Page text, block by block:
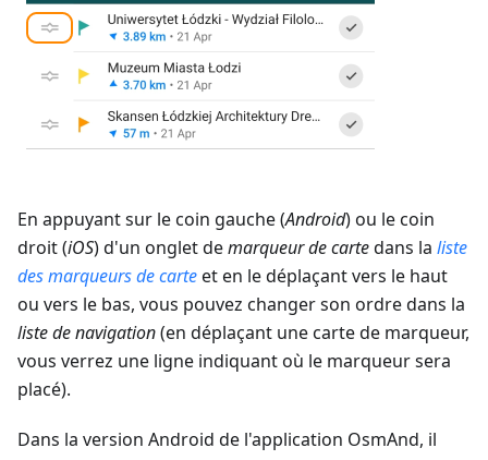
En appuyant sur le coin gauche (Android) ou le coin
droit (iOS) d'un onglet demarqueur de cartedans la liste
des marqueurs de carteet en le déplaçant vers le haut
ou vers le bas, vous pouvez changer son ordre dans la
liste de navigation(en déplaçant une carte de marqueur,
vous verrez une ligne indiquant où le marqueur sera
placé).
Dans la version Android de l'application OsmAnd, il